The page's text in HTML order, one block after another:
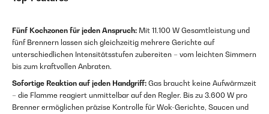
Fünf Kochzonen für jeden Anspruch: Mit 11.100 W Gesamtleistung und
fünf Brennern lassen sich gleichzeitig mehrere Gerichte auf
unterschiedlichen Intensitätsstufen zubereiten – vom leichten Simmern
bis zum kraftvollen Anbraten.
Sofortige Reaktion auf jeden Handgriff: Gas braucht keine Aufwärmzeit
– die Flamme reagiert unmittelbar auf den Regler. Bis zu 3.600 W pro
Brenner ermöglichen präzise Kontrolle für Wok-Gerichte, Saucen und